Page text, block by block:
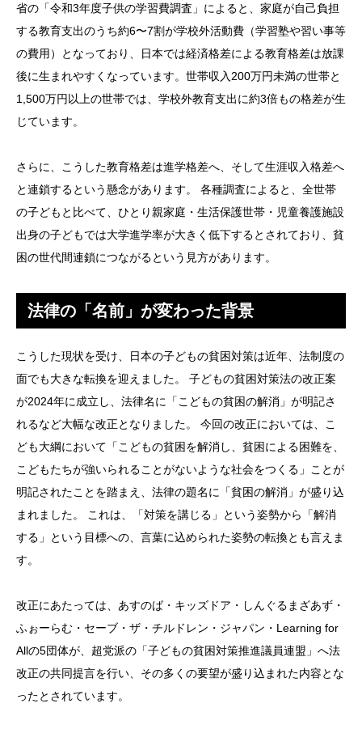
省の「令和3年度子供の学習費調査」によると、家庭が自己負担
する教育支出のうち約6〜7割が学校外活動費（学習塾や習い事等
の費用）となっており、日本では経済格差による教育格差は放課
後に生まれやすくなっています。世帯収入200万円未満の世帯と
1,500万円以上の世帯では、学校外教育支出に約3倍もの格差が生
じています。
さらに、こうした教育格差は進学格差へ、そして生涯収入格差へ
と連鎖するという懸念があります。 各種調査によると、全世帯
の子どもと比べて、ひとり親家庭・生活保護世帯・児童養護施設
出身の子どもでは大学進学率が大きく低下するとされており、貧
困の世代間連鎖につながるという見方があります。
法律の「名前」が変わった背景
こうした現状を受け、日本の子どもの貧困対策は近年、法制度の
面でも大きな転換を迎えました。 子どもの貧困対策法の改正案
が2024年に成立し、法律名に「こどもの貧困の解消」が明記さ
れるなど大幅な改正となりました。 今回の改正においては、こ
ども大綱において「こどもの貧困を解消し、貧困による困難を、
こどもたちが強いられることがないような社会をつくる」ことが
明記されたことを踏まえ、法律の題名に「貧困の解消」が盛り込
まれました。 これは、「対策を講じる」という姿勢から「解消
する」という目標への、言葉に込められた姿勢の転換とも言えま
す。
改正にあたっては、あすのば・キッズドア・しんぐるまざあず・
ふぉーらむ・セーブ・ザ・チルドレン・ジャパン・Learning for
Allの5団体が、超党派の「子どもの貧困対策推進議員連盟」へ法
改正の共同提言を行い、その多くの要望が盛り込まれた内容とな
ったとされています。